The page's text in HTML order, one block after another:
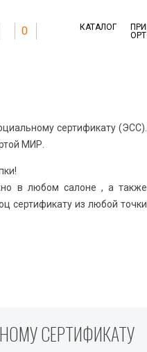
0 КАТАЛОГ
сертификату (ЭСС).
МИР.
в любом салоне , а также
сертификату из любой точки
СЕРТИФИКАТУ